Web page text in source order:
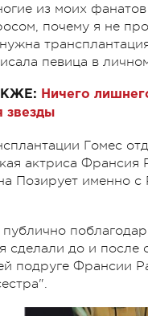
из моих фанатов
почему я не
певица в
Ничего
звезды
Гомес
актриса
Позирует именно с
сделали до и после
подруге Франсии